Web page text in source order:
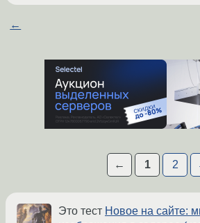
←
← 1 2
Это тест Новое на сайте: